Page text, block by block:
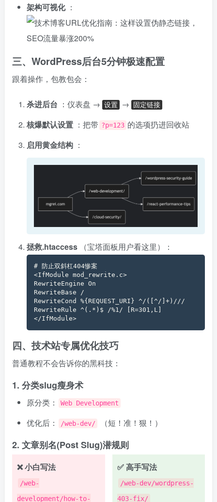
架构可视化 ：
三、WordPress后台5分钟极速配置
跟着操作，包教包会：
杀进后台 ：仪表盘 → 设置 → 固定链接
核爆默认设置 ：把带 ?p=123 的选项扔进回收站
启用黄金结构 ：
拯救.htaccess （宝塔面板用户看这里）：
# 防止双斜杠404惨案
<IfModule mod_rewrite.c>
RewriteEngine On
RewriteBase /
RewriteCond %{REQUEST_URI} ^/([^/]+)///
RewriteRule ^(.*)$ /%1/ [R=301,L]
</IfModule>
四、技术站专属优化技巧
普通教程不会告诉你的黑科技：
1. 分类slug瘦身术
原分类： Web Development
优化后： /web-dev/ （短！准！狠！）
2. 文章别名(Post Slug)潜规则
❌ 小白写法
/web-
development/how-to-
✅ 高手写法
/web-dev/wordpress-
403-fix/